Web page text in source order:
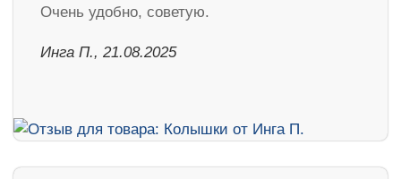
Очень удобно, советую.
Инга П., 21.08.2025